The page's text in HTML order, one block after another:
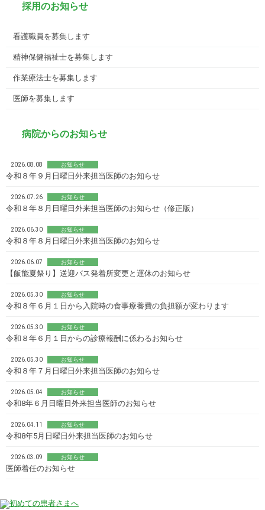
採用のお知らせ
看護職員を募集します
精神保健福祉士を募集します
作業療法士を募集します
医師を募集します
病院からのお知らせ
2026.08.08 お知らせ
令和８年９月日曜日外来担当医師のお知らせ
2026.07.26 お知らせ
令和８年８月日曜日外来担当医師のお知らせ（修正版）
2026.06.30 お知らせ
令和８年８月日曜日外来担当医師のお知らせ
2026.06.07 お知らせ
【飯能夏祭り】送迎バス発着所変更と運休のお知らせ
2026.05.30 お知らせ
令和８年６月１日から入院時の食事療養費の負担額が変わります
2026.05.30 お知らせ
令和８年６月１日からの診療報酬に係わるお知らせ
2026.05.30 お知らせ
令和８年７月日曜日外来担当医師のお知らせ
2026.05.04 お知らせ
令和8年６月日曜日外来担当医師のお知らせ
2026.04.11 お知らせ
令和8年5月日曜日外来担当医師のお知らせ
2026.03.09 お知らせ
医師着任のお知らせ